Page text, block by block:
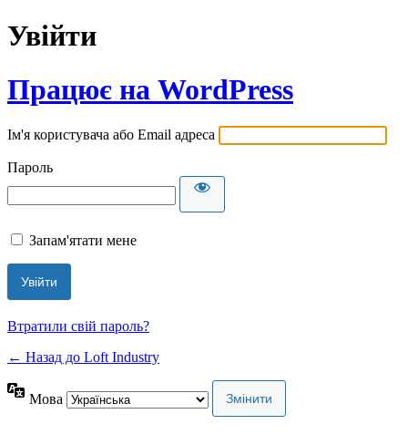
Увійти
Працює на WordPress
Ім'я користувача або Email адреса
Пароль
Запам'ятати мене
Втратили свій пароль?
← Назад до Loft Industry
Мова